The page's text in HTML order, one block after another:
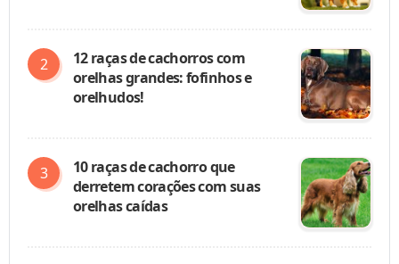
12 raças de cachorros com
orelhas grandes: fofinhos e
orelhudos!
10 raças de cachorro que
derretem corações com suas
orelhas caídas